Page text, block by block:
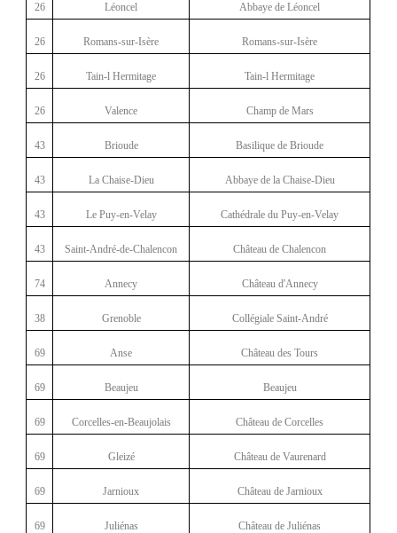
26 Léoncel Abbaye de Léoncel
26 Romans-sur-Isère Romans-sur-Isère
26 Tain-l Hermitage Tain-l Hermitage
26 Valence Champ de Mars
43 Brioude Basilique de Brioude
43 La Chaise-Dieu Abbaye de la Chaise-Dieu
43 Le Puy-en-Velay Cathédrale du Puy-en-Velay
43 Saint-André-de-Chalencon Château de Chalencon
74 Annecy Château d'Annecy
38 Grenoble Collégiale Saint-André
69 Anse Château des Tours
69 Beaujeu Beaujeu
69 Corcelles-en-Beaujolais Château de Corcelles
69 Gleizé Château de Vaurenard
69 Jarnioux Château de Jarnioux
69 Juliénas Château de Juliénas